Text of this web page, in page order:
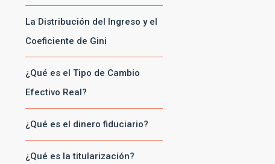
La Distribución del Ingreso y el
Coeficiente de Gini
¿Qué es el Tipo de Cambio
Efectivo Real?
¿Qué es el dinero fiduciario?
¿Qué es la titularización?